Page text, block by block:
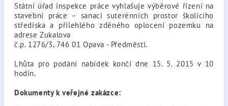
Státní úřad inspekce práce vyhlašuje výběrové řízení na
stavební práce – sanaci suterénních prostor školicího
střediska a přilehlého zděného oplocení pozemku na
adrese Zukalova
č.p. 1276/3, 746 01 Opava - Předměstí.
Lhůta pro podání nabídek končí dne 15. 5. 2015 v 10
hodin.
Dokumenty k veřejné zakázce: